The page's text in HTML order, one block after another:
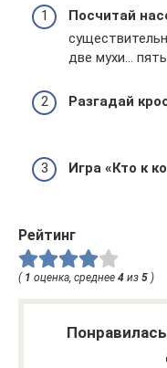
Посчитай
две мухи… пять
Разгадай
Игра «Кто к
Рейтинг
( 1 оценка, среднее 4 из 5 )